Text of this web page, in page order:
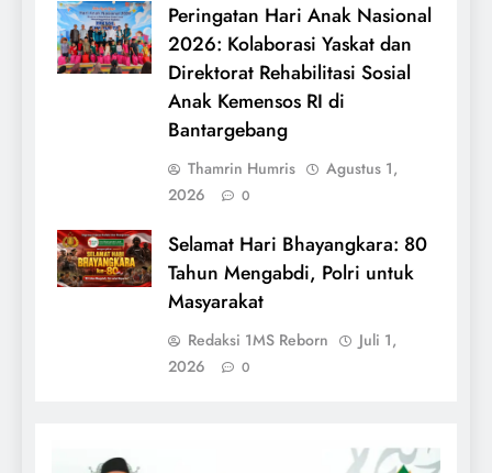
Peringatan Hari Anak Nasional
2026: Kolaborasi Yaskat dan
Direktorat Rehabilitasi Sosial
Anak Kemensos RI di
Bantargebang
Thamrin Humris
Agustus 1,
2026
0
Selamat Hari Bhayangkara: 80
Tahun Mengabdi, Polri untuk
Masyarakat
Redaksi 1MS Reborn
Juli 1,
2026
0